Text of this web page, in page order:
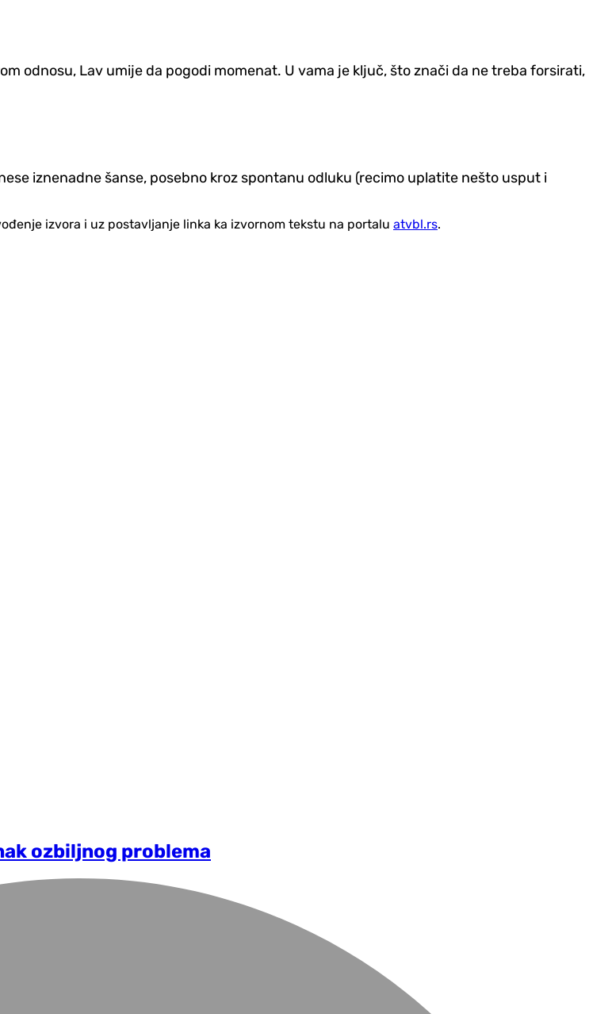
odnosu, Lav umije da pogodi momenat. U vama je ključ, što znači da ne treba forsirati,
iznenadne šanse, posebno kroz spontanu odluku (recimo uplatite nešto usput i
izvora i uz postavljanje linka ka izvornom tekstu na portalu atvbl.rs.
ozbiljnog problema